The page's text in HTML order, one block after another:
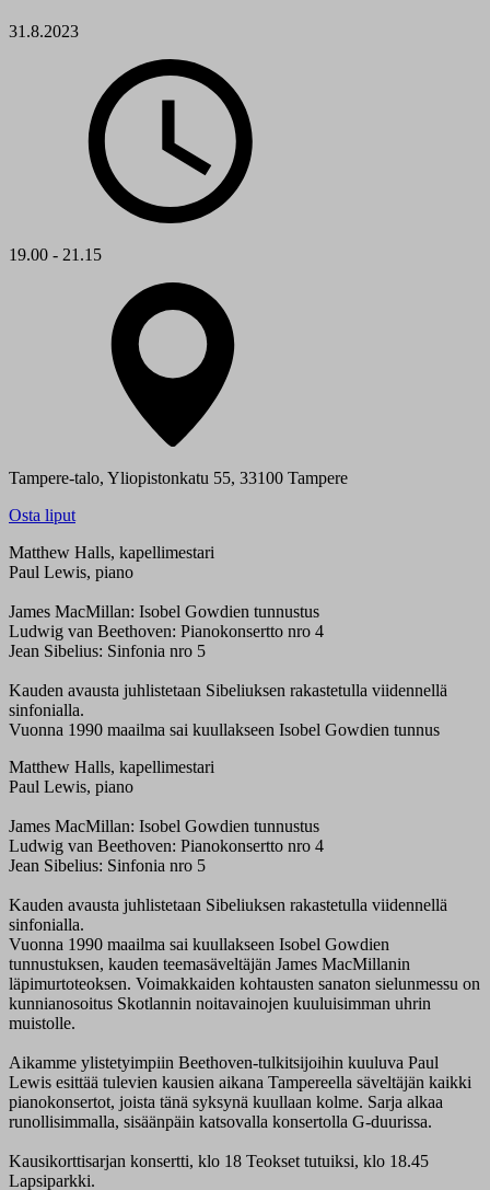
31.8.2023
19.00 - 21.15
Tampere-talo, Yliopistonkatu 55, 33100 Tampere
Osta liput
Matthew Halls, kapellimestari
Paul Lewis, piano
James MacMillan: Isobel Gowdien tunnustus
Ludwig van Beethoven: Pianokonsertto nro 4
Jean Sibelius: Sinfonia nro 5
Kauden avausta juhlistetaan Sibeliuksen rakastetulla viidennellä
sinfonialla.
Vuonna 1990 maailma sai kuullakseen Isobel Gowdien tunnus
Matthew Halls, kapellimestari
Paul Lewis, piano
James MacMillan: Isobel Gowdien tunnustus
Ludwig van Beethoven: Pianokonsertto nro 4
Jean Sibelius: Sinfonia nro 5
Kauden avausta juhlistetaan Sibeliuksen rakastetulla viidennellä
sinfonialla.
Vuonna 1990 maailma sai kuullakseen Isobel Gowdien
tunnustuksen, kauden teemasäveltäjän James MacMillanin
läpimurtoteoksen. Voimakkaiden kohtausten sanaton sielunmessu on
kunnianosoitus Skotlannin noitavainojen kuuluisimman uhrin
muistolle.
Aikamme ylistetyimpiin Beethoven-tulkitsijoihin kuuluva Paul
Lewis esittää tulevien kausien aikana Tampereella säveltäjän kaikki
pianokonsertot, joista tänä syksynä kuullaan kolme. Sarja alkaa
runollisimmalla, sisäänpäin katsovalla konsertolla G-duurissa.
Kausikorttisarjan konsertti, klo 18 Teokset tutuiksi, klo 18.45
Lapsiparkki.